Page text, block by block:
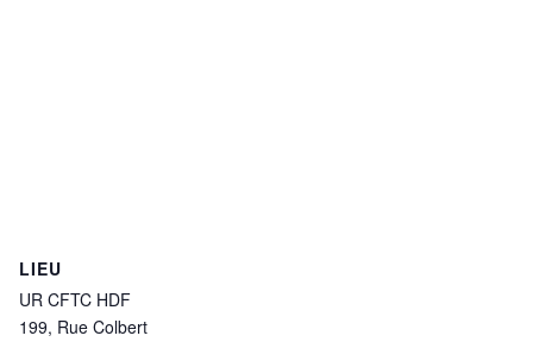
LIEU
UR CFTC HDF
199, Rue Colbert